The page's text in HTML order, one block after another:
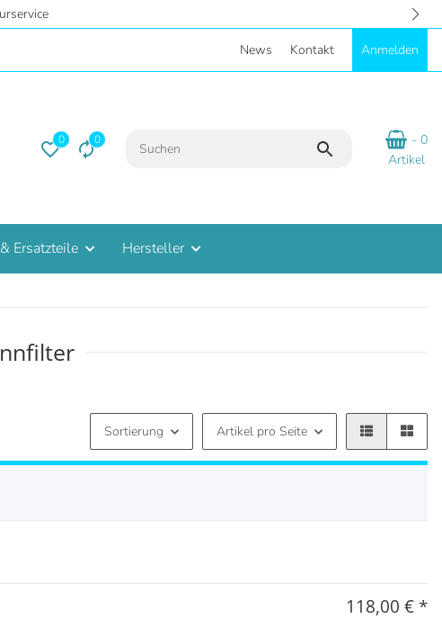
- Eigene Parkplätze
News Kontakt Anmelden
0 0
- 0
Artikel
Ersatzteile Hersteller
Sortierung Artikel pro Seite
118,00 € *